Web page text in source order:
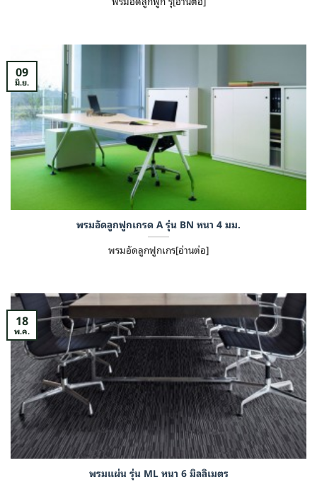
พรมอัดลูกฟูกเกรด A รุ่น BN หนา 4 มม.
พรมอัดลูกฟูกเกร[อ่านต่อ]
09
มิ.ย.
พรมแผ่น รุ่น ML หนา 6 มิลลิเมตร
18
พ.ค.